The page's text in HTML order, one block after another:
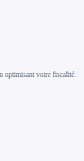
optimisant votre fiscalité.